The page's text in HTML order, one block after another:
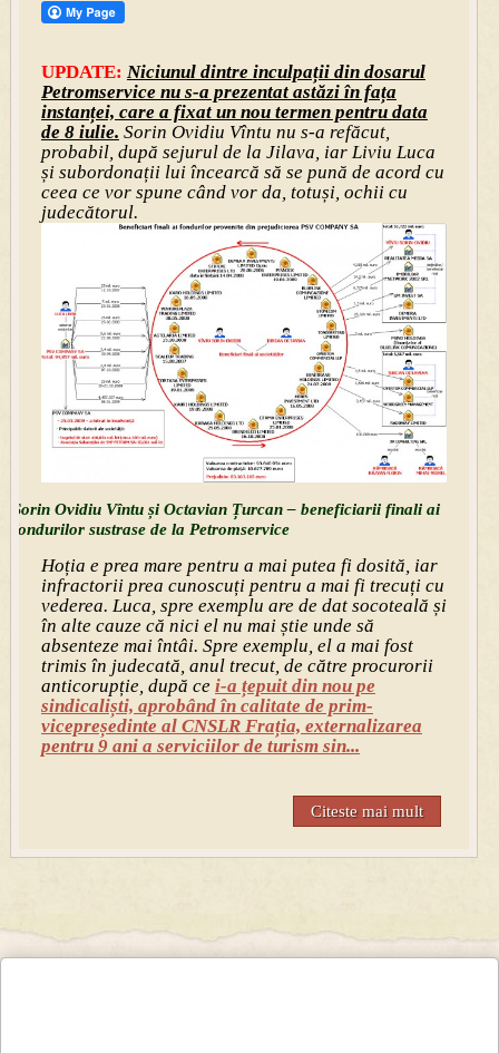
UPDATE: Niciunul dintre inculpații din dosarul
Petromservice nu s-a prezentat astăzi în fața
instanței, care a fixat un nou termen pentru data
de 8 iulie. Sorin Ovidiu Vîntu nu s-a refăcut,
probabil, după sejurul de la Jilava, iar Liviu Luca
și subordonații lui încearcă să se pună de acord cu
ceea ce vor spune când vor da, totuși, ochii cu
judecătorul.
Sorin Ovidiu Vîntu și Octavian Țurcan – beneficiarii finali ai
fondurilor sustrase de la Petromservice
Hoția e prea mare pentru a mai putea fi dosită, iar
infractorii prea cunoscuți pentru a mai fi trecuți cu
vederea. Luca, spre exemplu are de dat socoteală și
în alte cauze că nici el nu mai știe unde să
absenteze mai întâi. Spre exemplu, el a mai fost
trimis în judecată, anul trecut, de către procurorii
anticorupție, după ce i-a țepuit din nou pe
sindicaliști, aprobând în calitate de prim-
vicepreședinte al CNSLR Frația, externalizarea
pentru 9 ani a serviciilor de turism sin...
Citeste mai mult